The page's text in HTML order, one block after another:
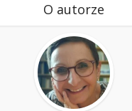
O autorze